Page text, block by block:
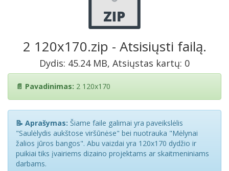
2 120x170.zip - Atsisiųsti failą.
Dydis: 45.24 MB, Atsiųstas kartų: 0
📄 Pavadinimas: 2 120x170
📝 Aprašymas: Šiame faile galimai yra paveikslėlis
"Saulėlydis aukštose viršūnėse" bei nuotrauka "Mėlynai
žalios jūros bangos". Abu vaizdai yra 120x170 dydžio ir
puikiai tiks įvairiems dizaino projektams ar skaitmeniniams
darbams.